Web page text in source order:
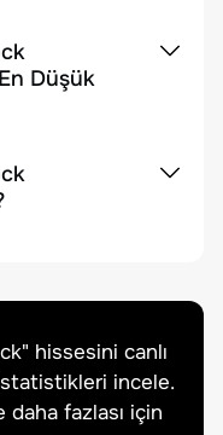
Düşük
" hissesini canlı
incele.
fazlası için